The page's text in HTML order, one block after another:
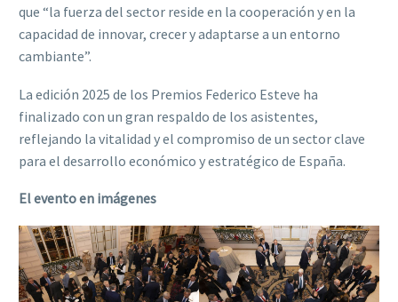
que “la fuerza del sector reside en la cooperación y en la
capacidad de innovar, crecer y adaptarse a un entorno
cambiante”.
La edición 2025 de los Premios Federico Esteve ha
finalizado con un gran respaldo de los asistentes,
reflejando la vitalidad y el compromiso de un sector clave
para el desarrollo económico y estratégico de España.
El evento en imágenes